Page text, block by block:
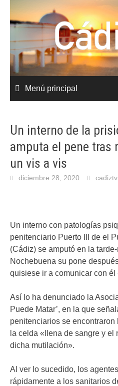
contenido
Menú principal
Un interno de la
amputa el pene tras
un vis a vis
diciembre 28, 2020 cadiztv
Un interno con patologías
penitenciario Puerto III de el
(Cádiz) se amputó en la
Nochebuena su pone
quisiese ir a comunicar con él
Así lo ha denunciado la
Puede Matar’, en la que
penitenciarios se
la celda «llena de sangre y el
dicha mutilación».
Al ver lo sucedido, los
rápidamente a los sanitarios